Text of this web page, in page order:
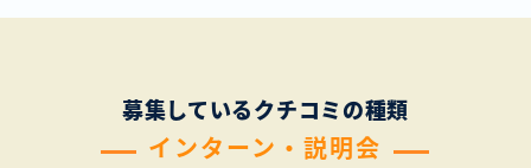
募集しているクチコミの種類
インターン・説明会